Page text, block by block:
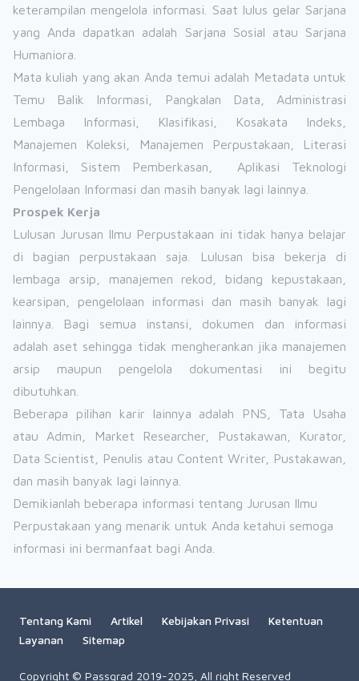
keterampilan mengelola informasi. Saat lulus gelar Sarjana
yang Anda dapatkan adalah Sarjana Sosial atau Sarjana
Humaniora.
Mata kuliah yang akan Anda temui adalah Metadata untuk
Temu Balik Informasi, Pangkalan Data, Administrasi
Lembaga Informasi, Klasifikasi, Kosakata Indeks,
Manajemen Koleksi, Manajemen Perpustakaan, Literasi
Informasi, Sistem Pemberkasan, Aplikasi Teknologi
Pengelolaan Informasi dan masih banyak lagi lainnya.
Prospek Kerja
Lulusan Jurusan Ilmu Perpustakaan ini tidak hanya belajar
di bagian perpustakaan saja. Lulusan bisa bekerja di
lembaga arsip, manajemen rekod, bidang kepustakaan,
kearsipan, pengelolaan informasi dan masih banyak lagi
lainnya. Bagi semua instansi, dokumen dan informasi
adalah aset sehingga tidak mengherankan jika manajemen
arsip maupun pengelola dokumentasi ini begitu
dibutuhkan.
Beberapa pilihan karir lainnya adalah PNS, Tata Usaha
atau Admin, Market Researcher, Pustakawan, Kurator,
Data Scientist, Penulis atau Content Writer, Pustakawan,
dan masih banyak lagi lainnya.
Demikianlah beberapa informasi tentang Jurusan Ilmu
Perpustakaan yang menarik untuk Anda ketahui semoga
informasi ini bermanfaat bagi Anda.
Tentang Kami Artikel Kebijakan Privasi
Ketentuan
Layanan
Sitemap
Copyright © Passgrad 2019-2025, All right Reserved